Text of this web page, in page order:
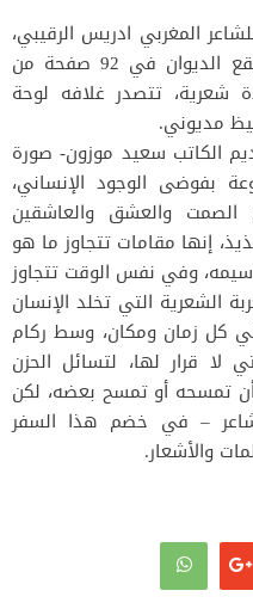
المغربي ادريس الرقيبي،
ديوان شعري بعنوان: “مقامات”، يقع الديوان في 92 صفحة من
ويضم 23 قصيدة شعرية، تتصدر غلافه لوحة
مديوني.
الكاتب سعيد موزون- صورة
بفوضى الوجود الإنساني،
الصمت والعشق والعاشقين
إنها مقامات تتجاوز ما هو
وفي نفس الوقت تتجاوز
الشعرية التي تخلد الإنسان
كل زمان ومكان، وسط ركام
لا قرار لها، لتسائل الحزن
تمسحه أو تمسح بعضه، لكن
– في خضم هذا السفر
والأشعار.